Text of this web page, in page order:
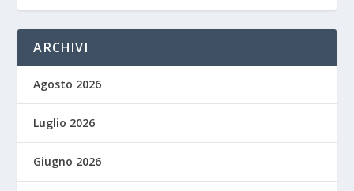
ARCHIVI
Agosto 2026
Luglio 2026
Giugno 2026